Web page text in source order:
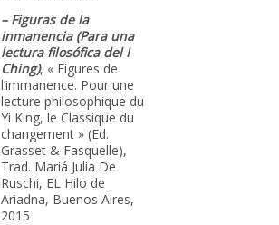
– Figuras de la
inmanencia (Para una
lectura filosófica del I
Ching), « Figures de
l’immanence. Pour une
lecture philosophique du
Yi King, le Classique du
changement » (Ed.
Grasset & Fasquelle),
Trad. Mariá Julia De
Ruschi, EL Hilo de
Ariadna, Buenos Aires,
2015